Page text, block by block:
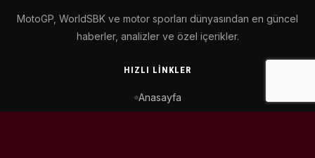
MotoGP, WorldSBK ve motor sporları dünyasından en güncel
haberler, analizler ve özel içerikler.
HIZLI LINKLER
Anasayfa